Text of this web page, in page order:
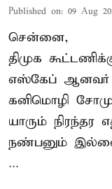
Published on: 09 Aug
சென்னை,
திமுக
எஸ்கேப் ஆனவர்
கனிமொழி சோமு
யாரும் நிரந்தர
நண்பனும்
...